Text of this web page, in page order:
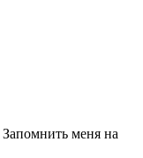
Запомнить меня на